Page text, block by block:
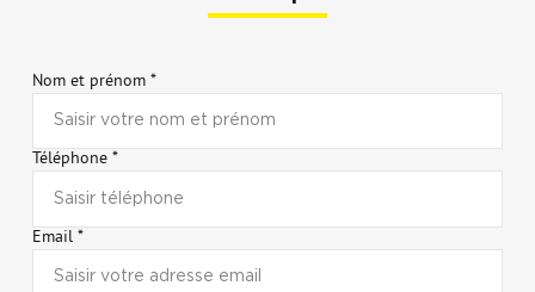
Nom et prénom *
Téléphone *
Email *